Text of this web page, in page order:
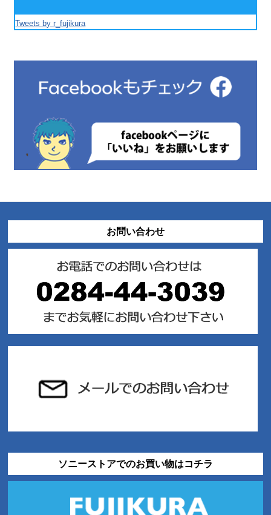
Tweets by r_fujikura
お問い合わせ
ソニーストアでのお買い物はコチラ